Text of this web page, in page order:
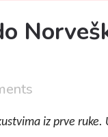
iz prve ruke.